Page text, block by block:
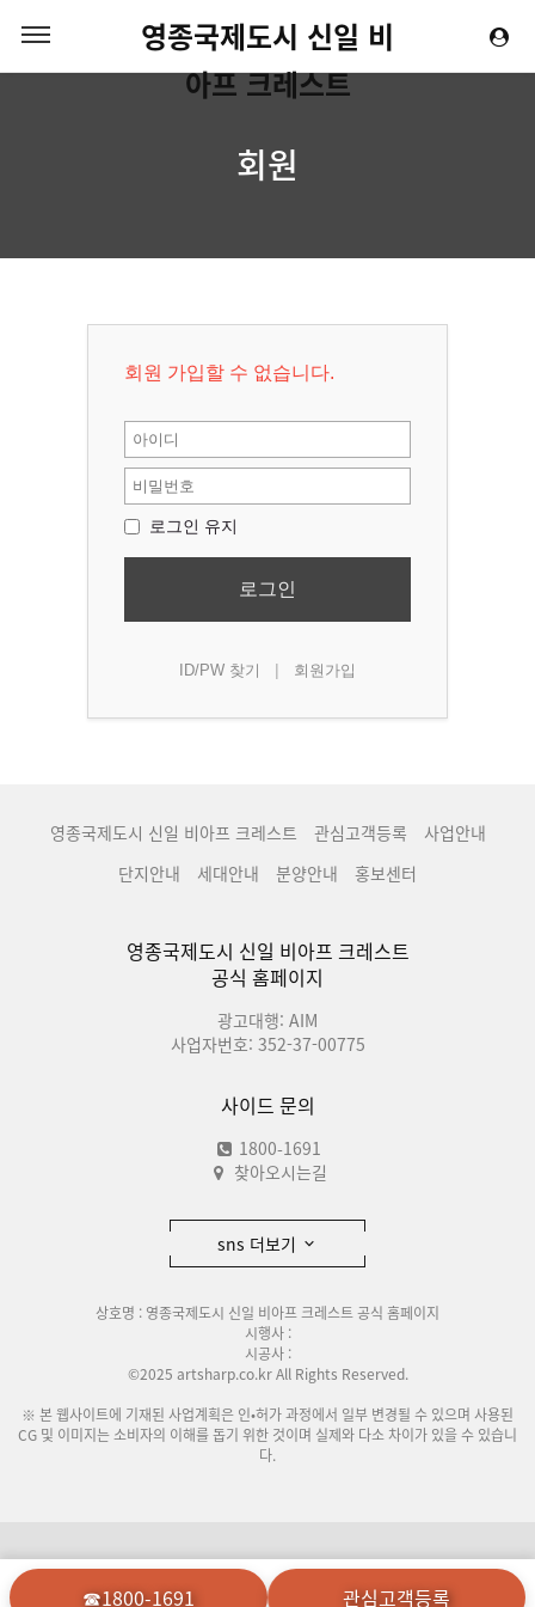
영종국제도시 신일 비
아프 크레스트
회원
회원 가입할 수 없습니다.
로그인 유지
로그인
ID/PW 찾기 | 회원가입
영종국제도시 신일 비아프 크레스트 관심고객등록
사업안내
단지안내
세대안내 분양안내 홍보센터
영종국제도시 신일 비아프 크레스트
공식 홈페이지
광고대행: AIM
사업자번호: 352-37-00775
사이드 문의
1800-1691
찾아오시는길
sns 더보기
상호명 : 영종국제도시 신일 비아프 크레스트 공식 홈페이지
시행사 :
시공사 :
©2025 artsharp.co.kr All Rights Reserved.
※ 본 웹사이트에 기재된 사업계획은 인•허가 과정에서 일부 변경될 수 있으며 사용된
CG 및 이미지는 소비자의 이해를 돕기 위한 것이며 실제와 다소 차이가 있을 수 있습니
다.
이용안내 개인정보처리방침
☎1800-1691 관심고객등록